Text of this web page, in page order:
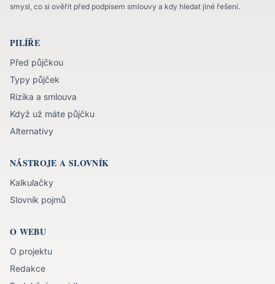
smysl, co si ověřit před podpisem smlouvy a kdy hledat jiné řešení.
PILÍŘE
Před půjčkou
Typy půjček
Rizika a smlouva
Když už máte půjčku
Alternativy
NÁSTROJE A SLOVNÍK
Kalkulačky
Slovník pojmů
O WEBU
O projektu
Redakce